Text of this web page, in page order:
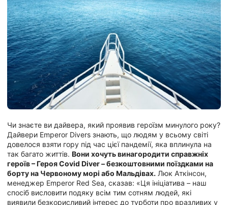
Чи знаєте ви дайвера, який проявив героїзм минулого року?
Дайвери Emperor Divers знають, що людям у всьому світі
довелося взяти гору під час цієї пандемії, яка вплинула на
так багато життів. Вони хочуть винагородити справжніх
героїв – Героя Covid Diver – безкоштовними поїздками на
борту на Червоному морі або Мальдівах. Люк Аткінсон,
менеджер Emperor Red Sea, сказав: «Ця ініціатива – наш
спосіб висловити подяку всім тим сотням людей, які
виявили безкорисливий інтерес до турботи про вразливих у